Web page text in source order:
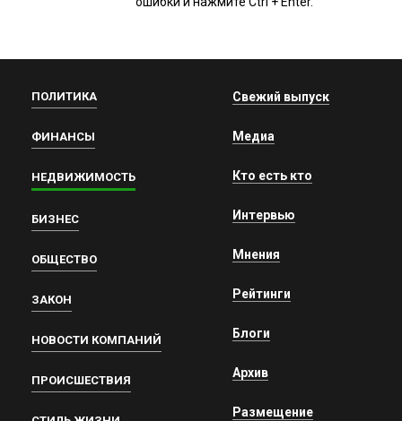
ПОЛИТИКА
ФИНАНСЫ
НЕДВИЖИМОСТЬ
БИЗНЕС
ОБЩЕСТВО
ЗАКОН
НОВОСТИ КОМПАНИЙ
ПРОИСШЕСТВИЯ
Свежий выпуск
Медиа
Кто есть кто
Интервью
Мнения
Рейтинги
Блоги
Архив
Размещение